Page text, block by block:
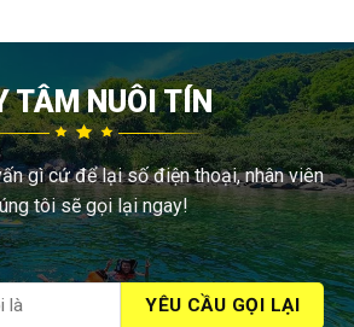
TÂM NUÔI TÍN
gì cứ để lại số điện thoại, nhân viên
tôi sẽ gọi lại ngay!